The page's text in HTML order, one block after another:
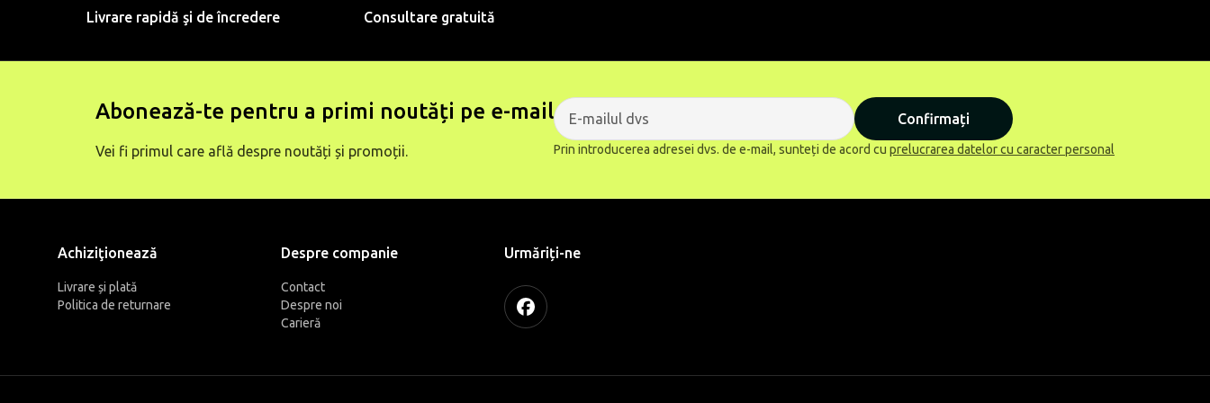
Livrare rapidă şi de încredere Consultare gratuită
Abonează-te pentru a primi noutăți pe e-mail
Vei fi primul care află despre noutăți și promoții.
Confirmați
Prin introducerea adresei dvs. de e-mail, sunteți de acord cu prelucrarea datelor cu caracter personal
Achiziţionează
Livrare și plată
Politica de returnare
Despre companie
Contact
Despre noi
Carieră
Urmăriți-ne